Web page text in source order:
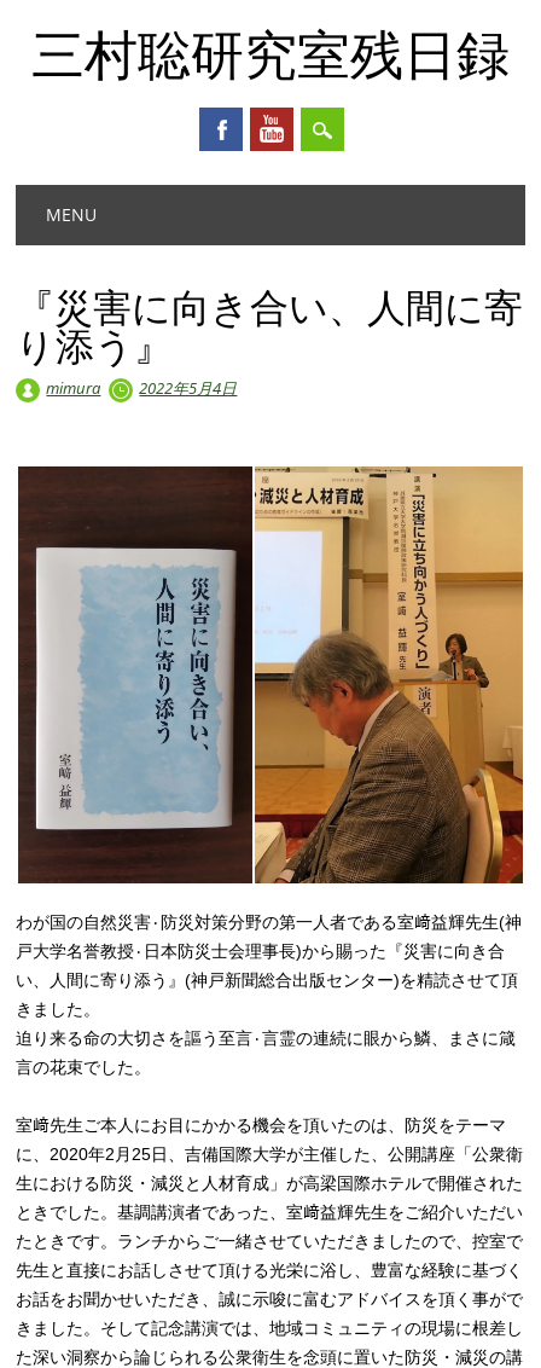
三村聡研究室残日録
Main menu
MENU
『災害に向き合い、人間に寄
り添う』
mimura 2022年5月4日
わが国の自然災害٠防災対策分野の第一人者である室﨑益輝先生(神
戸大学名誉教授٠日本防災士会理事長)から賜った『災害に向き合
い、人間に寄り添う』(神戸新聞総合出版センター)を精読させて頂
きました。
迫り来る命の大切さを謳う至言٠言霊の連続に眼から鱗、まさに箴
言の花束でした。
室﨑先生ご本人にお目にかかる機会を頂いたのは、防災をテーマ
に、2020年2月25日、吉備国際大学が主催した、公開講座「公衆衛
生における防災・減災と人材育成」が高梁国際ホテルで開催された
ときでした。基調講演者であった、室﨑益輝先生をご紹介いただい
たときです。ランチからご一緒させていただきましたので、控室で
先生と直接にお話しさせて頂ける光栄に浴し、豊富な経験に基づく
お話をお聞かせいただき、誠に示唆に富むアドバイスを頂く事がで
きました。そして記念講演では、地域コミュニティの現場に根差し
た深い洞察から論じられる公衆衛生を念頭に置いた防災・減災の講